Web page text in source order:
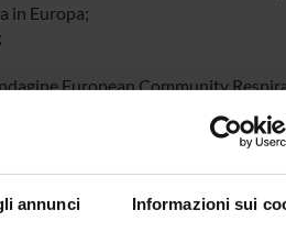
annunci Informazioni sui
in Europa;
European Community